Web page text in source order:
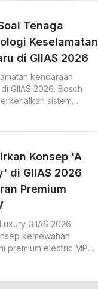
Tenaga
Keselamatan
di GIIAS 2026
kendaraan
GIIAS 2026. Bosch
sistem
Act yang membantu
Konsep 'A
di GIIAS 2026
Premium
GIIAS 2026
kemewahan
premium electric MPV
di ICE BSD City.